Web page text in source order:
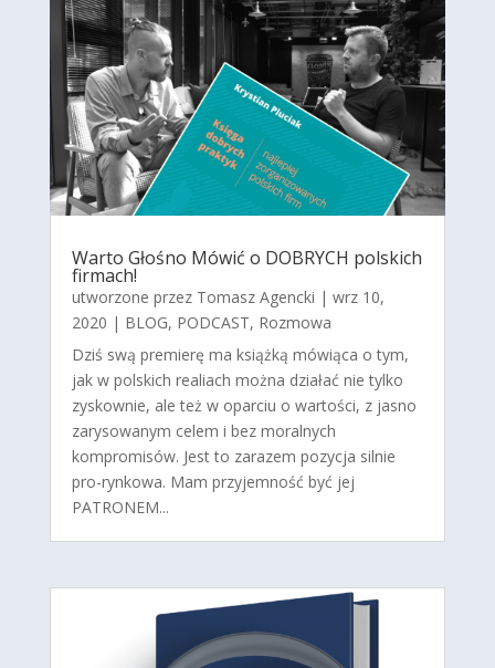
Warto Głośno Mówić o DOBRYCH polskich
firmach!
utworzone przez Tomasz Agencki | wrz 10,
2020 | BLOG, PODCAST, Rozmowa
Dziś swą premierę ma książką mówiąca o tym,
jak w polskich realiach można działać nie tylko
zyskownie, ale też w oparciu o wartości, z jasno
zarysowanym celem i bez moralnych
kompromisów. Jest to zarazem pozycja silnie
pro-rynkowa. Mam przyjemność być jej
PATRONEM...